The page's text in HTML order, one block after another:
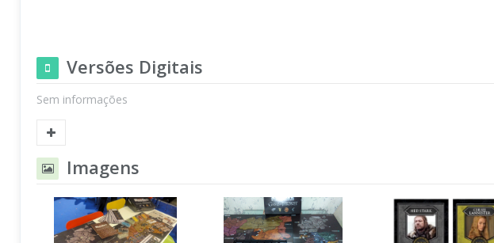
Versões Digitais
Sem informações
Imagens